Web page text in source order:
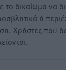
το δικαίωμα να
ή
Χρήστες που